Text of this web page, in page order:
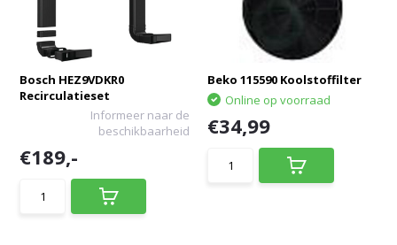
Bosch HEZ9VDKR0
Recirculatieset
Informeer naar de
beschikbaarheid
€189,-
Beko 115590 Koolstoffilter
Online op voorraad
€34,99